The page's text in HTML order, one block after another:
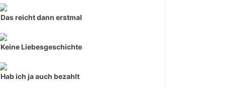
Das reicht dann erstmal
Keine Liebesgeschichte
Hab ich ja auch bezahlt